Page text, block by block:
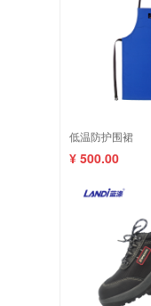
低温防护围裙
¥ 500.00